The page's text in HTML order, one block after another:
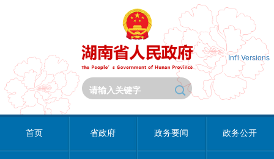
Int'l Versions
首页 省政府 政务要闻 政务公开